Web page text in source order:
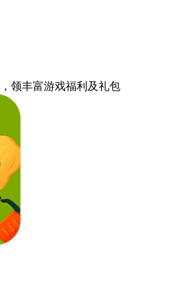
，领丰富游戏福利 及礼包